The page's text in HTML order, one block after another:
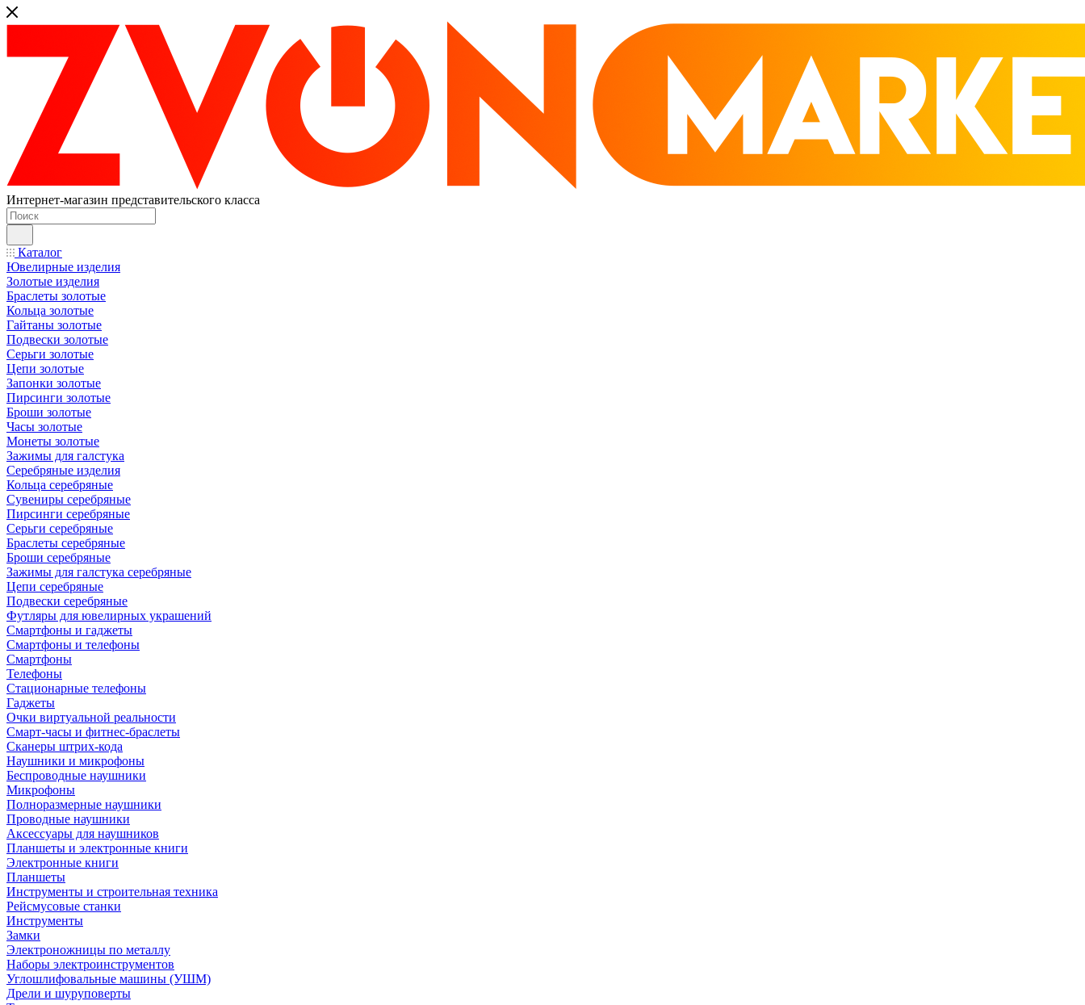
Интернет-магазин представительского класса
Каталог
Ювелирные изделия
Золотые изделия
Браслеты золотые
Кольца золотые
Гайтаны золотые
Подвески золотые
Серьги золотые
Цепи золотые
Запонки золотые
Пирсинги золотые
Броши золотые
Часы золотые
Монеты золотые
Зажимы для галстука
Серебряные изделия
Кольца серебряные
Сувениры серебряные
Пирсинги серебряные
Серьги серебряные
Браслеты серебряные
Броши серебряные
Зажимы для галстука серебряные
Цепи серебряные
Подвески серебряные
Футляры для ювелирных украшений
Смартфоны и гаджеты
Смартфоны и телефоны
Смартфоны
Телефоны
Стационарные телефоны
Гаджеты
Очки виртуальной реальности
Смарт-часы и фитнес-браслеты
Сканеры штрих-кода
Наушники и микрофоны
Беспроводные наушники
Микрофоны
Полноразмерные наушники
Проводные наушники
Аксессуары для наушников
Планшеты и электронные книги
Электронные книги
Планшеты
Инструменты и строительная техника
Рейсмусовые станки
Инструменты
Замки
Электроножницы по металлу
Наборы электроинструментов
Углошлифовальные машины (УШМ)
Дрели и шуруповерты